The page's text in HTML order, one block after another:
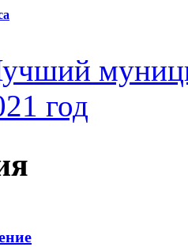
год